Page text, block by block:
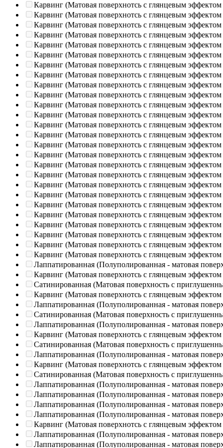
Карвинг (Матовая поверхнотсь с глянцевым эффектом
Карвинг (Матовая поверхнотсь с глянцевым эффектом
Карвинг (Матовая поверхнотсь с глянцевым эффектом
Карвинг (Матовая поверхнотсь с глянцевым эффектом
Карвинг (Матовая поверхнотсь с глянцевым эффектом
Карвинг (Матовая поверхнотсь с глянцевым эффектом
Карвинг (Матовая поверхнотсь с глянцевым эффектом
Карвинг (Матовая поверхнотсь с глянцевым эффектом
Карвинг (Матовая поверхнотсь с глянцевым эффектом
Карвинг (Матовая поверхнотсь с глянцевым эффектом
Карвинг (Матовая поверхнотсь с глянцевым эффектом
Карвинг (Матовая поверхнотсь с глянцевым эффектом
Карвинг (Матовая поверхнотсь с глянцевым эффектом
Карвинг (Матовая поверхнотсь с глянцевым эффектом
Карвинг (Матовая поверхнотсь с глянцевым эффектом
Карвинг (Матовая поверхнотсь с глянцевым эффектом
Карвинг (Матовая поверхнотсь с глянцевым эффектом
Карвинг (Матовая поверхнотсь с глянцевым эффектом
Карвинг (Матовая поверхнотсь с глянцевым эффектом
Карвинг (Матовая поверхнотсь с глянцевым эффектом
Карвинг (Матовая поверхнотсь с глянцевым эффектом
Карвинг (Матовая поверхнотсь с глянцевым эффектом
Карвинг (Матовая поверхнотсь с глянцевым эффектом
Карвинг (Матовая поверхнотсь с глянцевым эффектом
Карвинг (Матовая поверхнотсь с глянцевым эффектом
Карвинг (Матовая поверхнотсь с глянцевым эффектом
Лаппатированная (Полуполированная - матовая
Карвинг (Матовая поверхнотсь с глянцевым эффектом
Сатинированная (Матовая поверхность с
Карвинг (Матовая поверхнотсь с глянцевым эффектом
Лаппатированная (Полуполированная - матовая
Сатинированная (Матовая поверхность с
Лаппатированная (Полуполированная - матовая
Карвинг (Матовая поверхнотсь с глянцевым эффектом
Сатинированная (Матовая поверхность с
Лаппатированная (Полуполированная - матовая
Карвинг (Матовая поверхнотсь с глянцевым эффектом
Сатинированная (Матовая поверхность с
Лаппатированная (Полуполированная - матовая
Лаппатированная (Полуполированная - матовая
Лаппатированная (Полуполированная - матовая
Лаппатированная (Полуполированная - матовая
Карвинг (Матовая поверхнотсь с глянцевым эффектом
Лаппатированная (Полуполированная - матовая
Лаппатированная (Полуполированная - матовая